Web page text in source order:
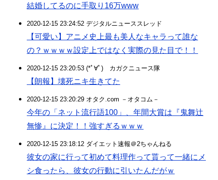
結婚してるのに手取り16万www
2020-12-15 23:24:52 デジタルニューススレッド
【可愛い】アニメ史上最も美人なキャラって誰な
の？ｗｗｗｗ設定上ではなく実際の見た目で！！
2020-12-15 23:20:53 (*ﾟ∀ﾟ)ゞカガクニュース隊
【朗報】壊死ニキ生きてた
2020-12-15 23:20:29 オタク.com －オタコム－
今年の「ネット流行語100」、年間大賞は『鬼舞辻
無惨』に決定！！強すぎるｗｗｗ
2020-12-15 23:18:12 ダイエット速報＠2ちゃんねる
彼女の家に行って初めて料理作って貰って一緒にメ
シ食ったら、彼女の行動に引いたんだがｗ